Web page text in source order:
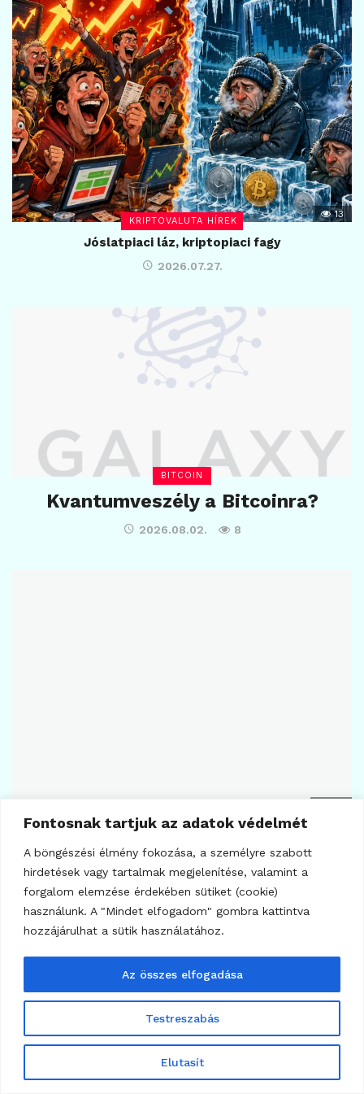
Fontosnak tartjuk az adatok védelmét
A böngészési élmény fokozása, a személyre szabott
hirdetések vagy tartalmak megjelenítése, valamint a
forgalom elemzése érdekében sütiket (cookie)
használunk. A "Mindet elfogadom" gombra kattintva
hozzájárulhat a sütik használatához.
Testreszabás
Elutasít
Az összes elfogadása
KRIPTOVALUTA HÍREK
13
Jóslatpiaci láz, kriptopiaci fagy
2026.07.27.
BITCOIN
Kvantumveszély a Bitcoinra?
2026.08.02. 8
A PayPal hatalmas bitcoin nyereményjátékot
hirdetett, de van egy csapda!
2025.11.26.